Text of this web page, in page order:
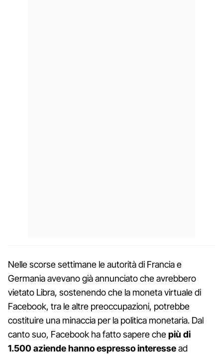
Nelle scorse settimane le autorità di Francia e
Germania avevano già annunciato che avrebbero
vietato Libra, sostenendo che la moneta virtuale di
Facebook, tra le altre preoccupazioni, potrebbe
costituire una minaccia per la politica monetaria. Dal
canto suo, Facebook ha fatto sapere chepiù di
1.500 aziende hanno espresso interessead